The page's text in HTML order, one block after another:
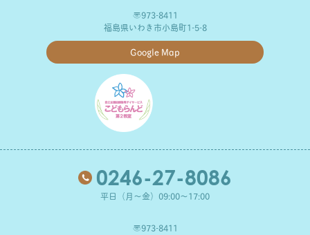
〒973-8411
福島県いわき市小島町1-5-8
Google Map
0246-27-8086
平日（月～金）09:00～17:00
〒973-8411